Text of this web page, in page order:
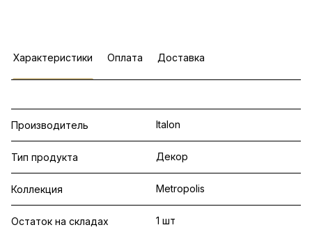
Характеристики Оплата Доставка
Производитель Italon
Тип продукта Декор
Коллекция Metropolis
Остаток на складах 1 шт